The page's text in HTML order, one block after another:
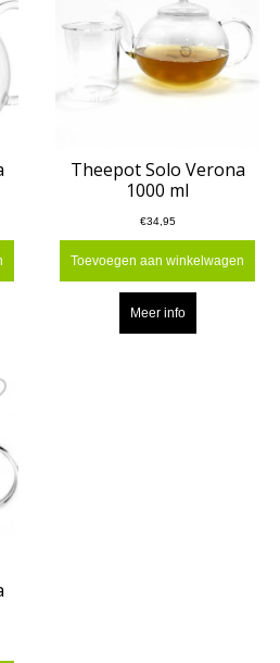
Theepot Solo Verona
1000 ml
€34,95
Toevoegen aan winkelwagen
Meer info